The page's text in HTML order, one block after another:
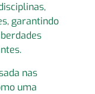
garantindo
nas
uma